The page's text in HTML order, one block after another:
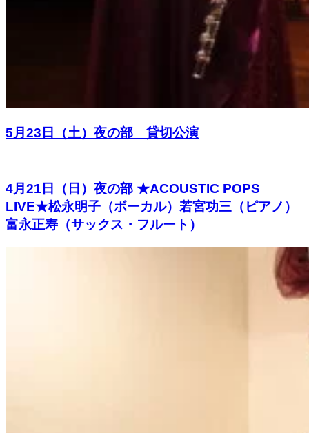
5月23日（土）夜の部 貸切公演
4月21日（日）夜の部 ★ACOUSTIC POPS
LIVE★松永明子（ボーカル）若宮功三（ピアノ）
富永正寿（サックス・フルート）